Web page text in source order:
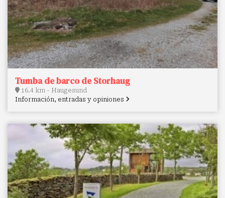
Tumba de barco de Storhaug
16.4 km - Haugesund
Información, entradas y opiniones